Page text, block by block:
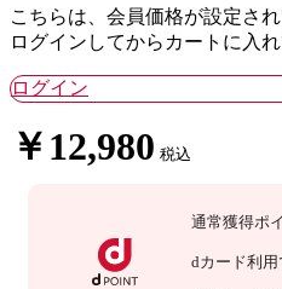
こちらは、会員価格が設定され
ログインしてからカートに入れ
ログイン
￥12,980 税込
通常獲得ポ
dカード利用